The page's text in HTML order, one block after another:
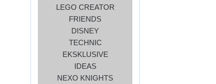
LEGO CREATOR
FRIENDS
DISNEY
TECHNIC
EKSKLUSIVE
IDEAS
NEXO KNIGHTS